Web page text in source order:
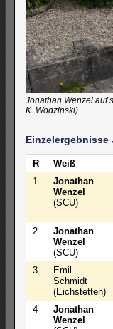
Jonathan Wenzel auf
K. Wodzinski)
Einzelergebnisse
R Weiß
1
Jonathan
Wenzel
(SCU)
2
Jonathan
Wenzel
(SCU)
3
Emil
Schmidt
(Eichstetten)
4
Jonathan
Wenzel